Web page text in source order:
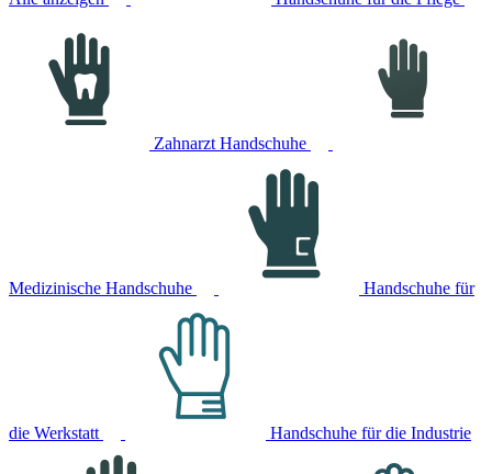
Zahnarzt Handschuhe
Medizinische Handschuhe Handschuhe für
die Werkstatt Handschuhe für die Industrie